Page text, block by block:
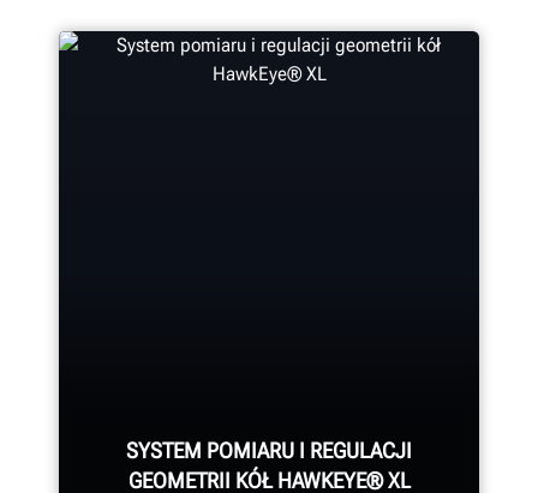
SYSTEM POMIARU I REGULACJI
GEOMETRII KÓŁ HAWKEYE® XL